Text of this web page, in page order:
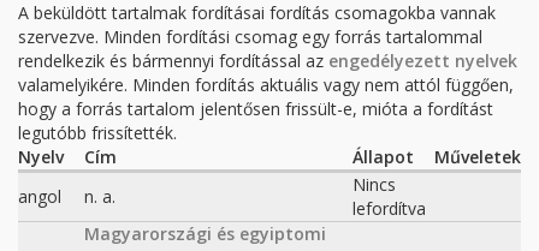
A beküldött tartalmak fordításai fordítás csomagokba vannak
szervezve. Minden fordítási csomag egy forrás tartalommal
rendelkezik és bármennyi fordítással az engedélyezett nyelvek
valamelyikére. Minden fordítás aktuális vagy nem attól függően,
hogy a forrás tartalom jelentősen frissült-e, mióta a fordítást
legutóbb frissítették.
Nyelv
Cím Állapot
Műveletek
angol
n. a.
Nincs
lefordítva
Magyarországi és egyiptomi